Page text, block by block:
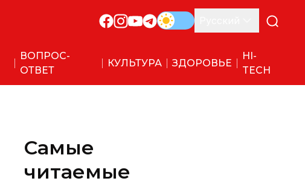
ВОПРОС-
ОТВЕТ
КУЛЬТУРА ЗДОРОВЬЕ
HI-
TECH
Самые
читаемые